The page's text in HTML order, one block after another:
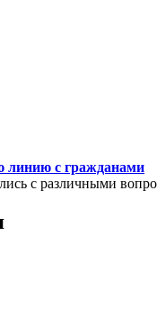
линию с гражданами
с различными